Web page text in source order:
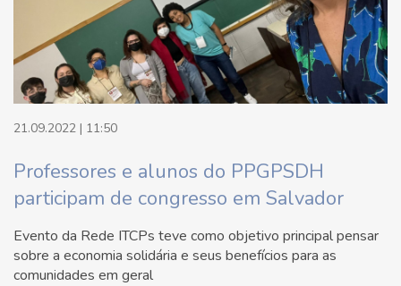
21.09.2022 | 11:50
Professores e alunos do PPGPSDH
participam de congresso em Salvador
Evento da Rede ITCPs teve como objetivo principal pensar
sobre a economia solidária e seus benefícios para as
comunidades em geral